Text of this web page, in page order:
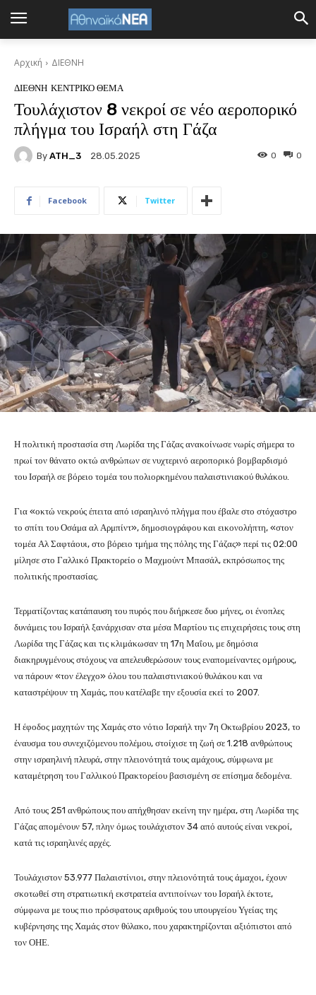
Αρχική ΔΙΕΘΝΗ
ΔΙΕΘΝΗ ΚΕΝΤΡΙΚΟ ΘΕΜΑ
Τουλάχιστον 8 νεκροί σε νέο αεροπορικό
πλήγμα του Ισραήλ στη Γάζα
By ATH_3 28.05.2025 0
0
Facebook Twitter
Η πολιτική προστασία στη Λωρίδα της Γάζας ανακοίνωσε νωρίς σήμερα το
πρωί τον θάνατο οκτώ ανθρώπων σε νυχτερινό αεροπορικό βομβαρδισμό
του Ισραήλ σε βόρειο τομέα του πολιορκημένου παλαιστινιακού θυλάκου.
Για «οκτώ νεκρούς έπειτα από ισραηλινό πλήγμα που έβαλε στο στόχαστρο
το σπίτι του Οσάμα αλ Αρμπίντ», δημοσιογράφου και εικονολήπτη, «στον
τομέα Αλ Σαφτάουι, στο βόρειο τμήμα της πόλης της Γάζας» περί τις 02:00
μίλησε στο Γαλλικό Πρακτορείο ο Μαχμούντ Μπασάλ, εκπρόσωπος της
πολιτικής προστασίας.
Τερματίζοντας κατάπαυση του πυρός που διήρκεσε δυο μήνες, οι ένοπλες
δυνάμεις του Ισραήλ ξανάρχισαν στα μέσα Μαρτίου τις επιχειρήσεις τους στη
Λωρίδα της Γάζας και τις κλιμάκωσαν τη 17η Μαΐου, με δημόσια
διακηρυγμένους στόχους να απελευθερώσουν τους εναπομείναντες ομήρους,
να πάρουν «τον έλεγχο» όλου του παλαιστινιακού θυλάκου και να
καταστρέψουν τη Χαμάς, που κατέλαβε την εξουσία εκεί το 2007.
Η έφοδος μαχητών της Χαμάς στο νότιο Ισραήλ την 7η Οκτωβρίου 2023, το
έναυσμα του συνεχιζόμενου πολέμου, στοίχισε τη ζωή σε 1.218 ανθρώπους
στην ισραηλινή πλευρά, στην πλειονότητά τους αμάχους, σύμφωνα με
καταμέτρηση του Γαλλικού Πρακτορείου βασισμένη σε επίσημα δεδομένα.
Από τους 251 ανθρώπους που απήχθησαν εκείνη την ημέρα, στη Λωρίδα της
Γάζας απομένουν 57, πλην όμως τουλάχιστον 34 από αυτούς είναι νεκροί,
κατά τις ισραηλινές αρχές.
Τουλάχιστον 53.977 Παλαιστίνιοι, στην πλειονότητά τους άμαχοι, έχουν
σκοτωθεί στη στρατιωτική εκστρατεία αντιποίνων του Ισραήλ έκτοτε,
σύμφωνα με τους πιο πρόσφατους αριθμούς του υπουργείου Υγείας της
κυβέρνησης της Χαμάς στον θύλακο, που χαρακτηρίζονται αξιόπιστοι από
τον ΟΗΕ.